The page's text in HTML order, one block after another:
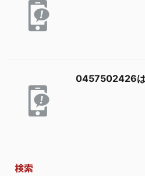
0457502426は
検索